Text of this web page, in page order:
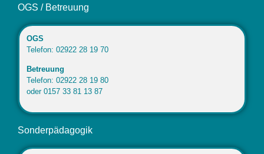
OGS / Betreuung
OGS
Telefon: 02922 28 19 70
Betreuung
Telefon: 02922 28 19 80
oder 0157 33 81 13 87
Sonderpädagogik